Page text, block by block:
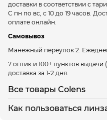
доставки в соответствии с
С пн по вс, с 10 до 19 часов.
оплате онлайн.
Самовывоз
Манежный переулок 2.
7 оптик и 100+ пунктов выдачи
доставка за 1-2 дня.
Все товары Colens
Как пользоваться